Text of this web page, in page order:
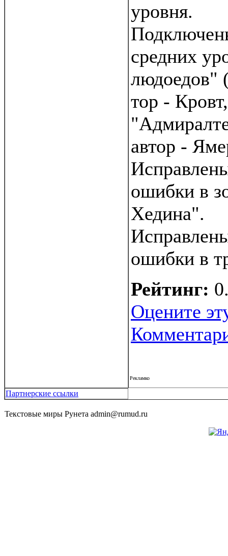
уровня.
средних
людоедов"
тор - Кровт,
автор -
ошибки в
Хедина".
ошибки в
Рейтинг:
Оцените
Рекламко
Партнерские ссылки
Текстовые миры Рунета admin@rumud.ru